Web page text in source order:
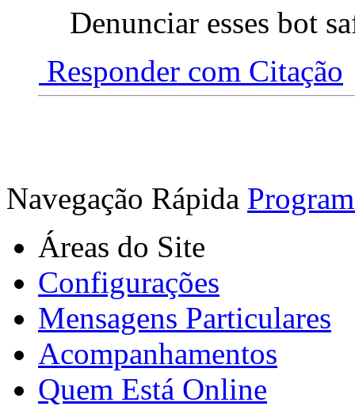
Denunciar esses bot
Responder com Citação
Navegação Rápida
Áreas do Site
Configurações
Mensagens Particulares
Acompanhamentos
Quem Está Online